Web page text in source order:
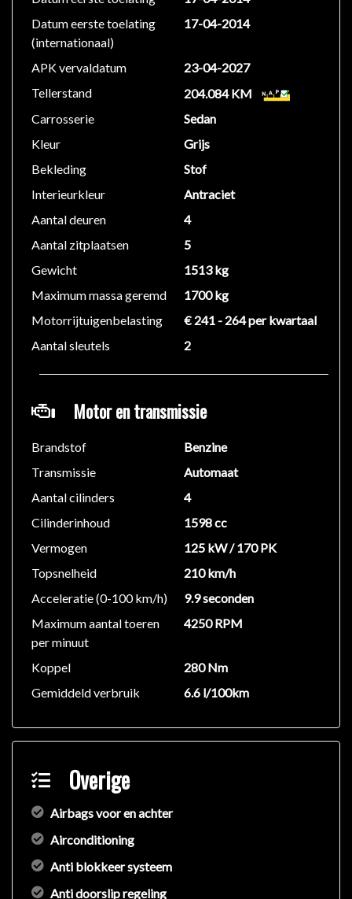
Verwarmde stuurwiel
Algemene gegevens:
Tellerstand: 154.859 km
Aantal deuren: 4
Brandstofsoort: Benzine
Bouwjaar: april 2014
Transmissie: Automaat
Onderhoudsboekjes: Aanwezig
Technische gegevens:
Motorinhoud: 1.598 cc
Vermogen: 125 kW (170 PK)
Topsnelheid: 210 km/u
Acceleratie (0-100): 9,9 s
Wielbasis: 274 cm
Max. trekgewicht: 1.700 kg (ongeremd 750 kg)
Aantal zitplaatsen: 5
Financiële gegevens:
Motorrijtuigenbelasting: € 268 per kwartaal
terugvorderen van de belasting)
Oorspronkelijke cataloguswaarde: € 42.623
Buitenspiegels elektrisch verstel- en verwarmbaar
Chroom delen exterieur
Dimlichten automatisch
Extra getint glas
Lichtmetalen velgen 17"
Mistlampen voor
Warmtewerende voorruit
Bluetooth
Multimedia-voorbereiding
Datum eerste toelating
(internationaal)
17-04-2014
APK vervaldatum
23-04-2027
Tellerstand
204.084 KM
Carrosserie
Sedan
Kleur
Grijs
Bekleding
Stof
Interieurkleur
Antraciet
Aantal deuren
4
Aantal zitplaatsen
5
Gewicht
1513 kg
Maximum massa geremd
1700 kg
Motorrijtuigenbelasting
€ 241 - 264 per kwartaal
Aantal sleutels
2
Motor en transmissie
Brandstof
Benzine
Transmissie
Automaat
Aantal cilinders
4
Cilinderinhoud
1598 cc
Vermogen
125 kW / 170 PK
Topsnelheid
210 km/h
Acceleratie (0-100 km/h)
9.9 seconden
Maximum aantal toeren
per minuut
4250 RPM
Koppel
280 Nm
Gemiddeld verbruik
6.6 l/100km
Overige
Airbags voor en achter
Airconditioning
Anti blokkeer systeem
Anti doorslip regeling